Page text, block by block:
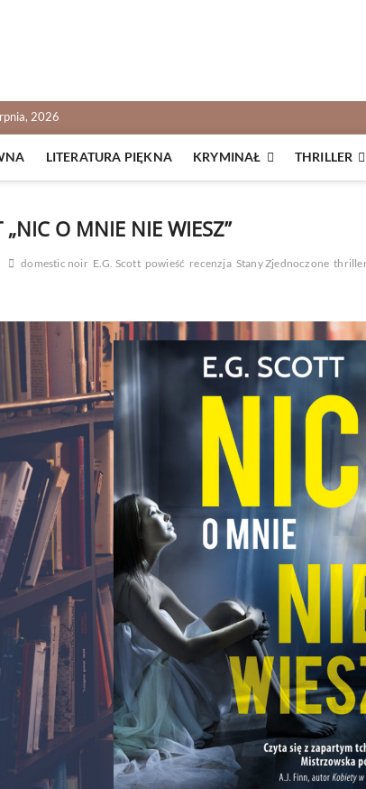
2026
LITERATURA PIĘKNA KRYMINAŁ THRILLER
„NIC O MNIE NIE WIESZ”
domestic noir E.G. Scott powieść recenzja Stany Zjednoczone